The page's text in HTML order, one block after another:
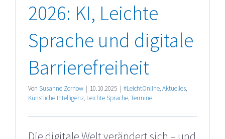
2026: KI, Leichte
Sprache und digitale
Barrierefreiheit
Von Susanne Zornow | 10.10.2025 | #LeichtOnline,Aktuelles,
Künstliche Intelligenz, Leichte Sprache,Termine
Die digitale Welt verändert sich – und